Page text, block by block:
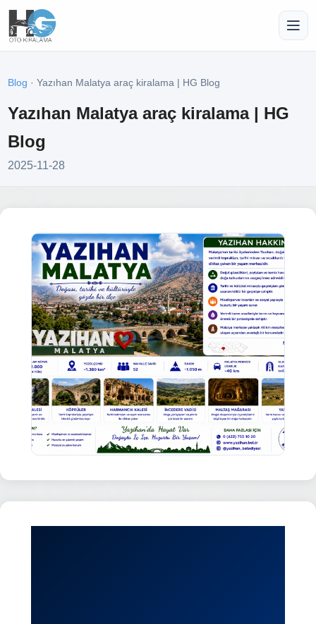
Blog · Yazıhan Malatya araç kiralama | HG Blog
Yazıhan Malatya araç kiralama | HG
Blog
2025-11-28